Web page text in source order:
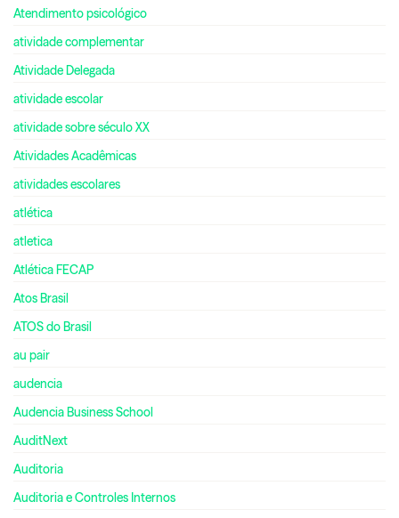
Atendimento psicológico
atividade complementar
Atividade Delegada
atividade escolar
atividade sobre século XX
Atividades Acadêmicas
atividades escolares
atlética
atletica
Atlética FECAP
Atos Brasil
ATOS do Brasil
au pair
audencia
Audencia Business School
AuditNext
Auditoria
Auditoria e Controles Internos